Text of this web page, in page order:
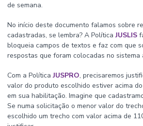
de semana.
No início deste documento falamos sobre
cadastradas, se lembra? A PolíticaJUSLIS
bloqueia campos de textos e faz com que
respostas que foram colocadas no sistema
Com a Política JUSPRO, precisaremos
valor do produto escolhido estiver acima
em sua habilitação. Imagine que
Se numa solicitação o menor valor do
escolhido um trecho com valor acima de